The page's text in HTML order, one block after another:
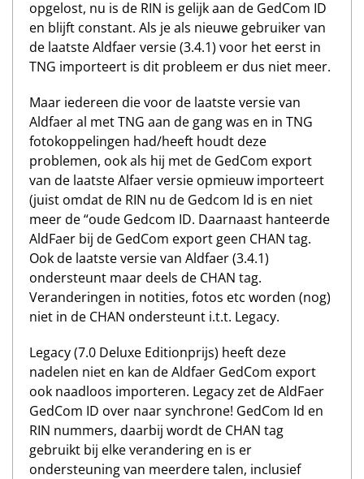
opgelost, nu is de RIN is gelijk aan de GedCom ID
en blijft constant. Als je als nieuwe gebruiker van
de laatste Aldfaer versie (3.4.1) voor het eerst in
TNG importeert is dit probleem er dus niet meer.
Maar iedereen die voor de laatste versie van
Aldfaer al met TNG aan de gang was en in TNG
fotokoppelingen had/heeft houdt deze
problemen, ook als hij met de GedCom export
van de laatste Alfaer versie opmieuw importeert
(juist omdat de RIN nu de Gedcom Id is en niet
meer de “oude Gedcom ID. Daarnaast hanteerde
AldFaer bij de GedCom export geen CHAN tag.
Ook de laatste versie van Aldfaer (3.4.1)
ondersteunt maar deels de CHAN tag.
Veranderingen in notities, fotos etc worden (nog)
niet in de CHAN ondersteunt i.t.t. Legacy.
Legacy (7.0 Deluxe Editionprijs) heeft deze
nadelen niet en kan de Aldfaer GedCom export
ook naadloos importeren. Legacy zet de AldFaer
GedCom ID over naar synchrone! GedCom Id en
RIN nummers, daarbij wordt de CHAN tag
gebruikt bij elke verandering en is er
ondersteuning van meerdere talen, inclusief